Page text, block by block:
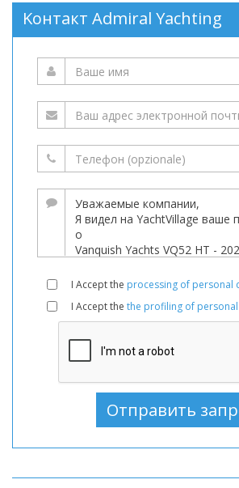
Kонтакт Admiral Yachting
I Accept the processing of personal
I Accept the the profiling of